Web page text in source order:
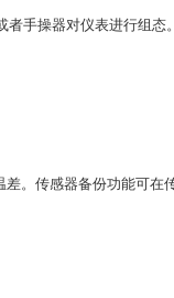
者手操器对仪表进行组态。
。传感器备份功能可在